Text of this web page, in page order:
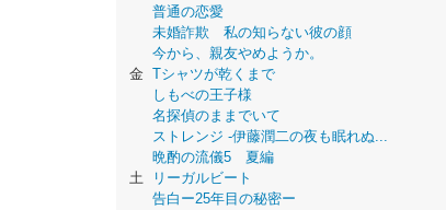
普通の恋愛
未婚詐欺 私の知らない彼の顔
今から、親友やめようか。
金 Tシャツが乾くまで
しもべの王子様
名探偵のままでいて
ストレンジ -伊藤潤二の夜も眠れぬ...
晩酌の流儀5 夏編
土
リーガルビート
告白ー25年目の秘密ー